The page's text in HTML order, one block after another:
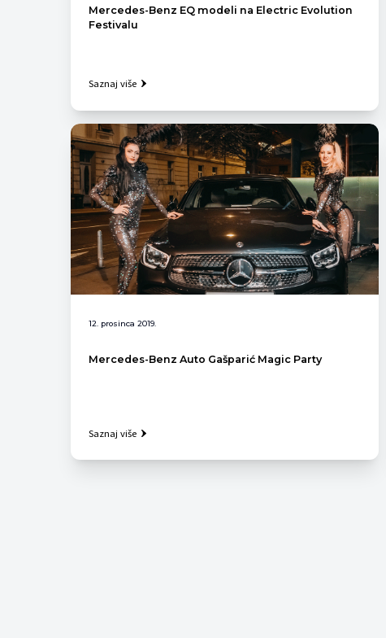
Mercedes-Benz EQ modeli na Electric Evolution
Festivalu
Saznaj više
12. prosinca 2019.
Mercedes-Benz Auto Gašparić Magic Party
Saznaj više